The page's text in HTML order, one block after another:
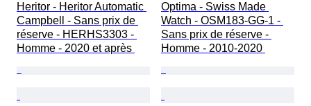
Heritor - Heritor Automatic
Campbell - Sans prix de
réserve - HERHS3303 -
Homme - 2020 et après
Optima - Swiss Made
Watch - OSM183-GG-1 -
Sans prix de réserve -
Homme - 2010-2020